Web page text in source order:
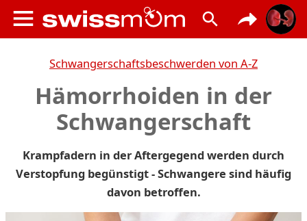
Schwangerschaftsbeschwerden von A-Z
Hämorrhoiden in der
Schwangerschaft
Krampfadern in der Aftergegend werden durch
Verstopfung begünstigt - Schwangere sind häufig
davon betroffen.